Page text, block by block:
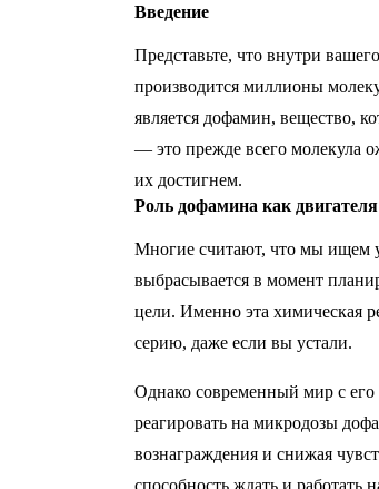
Введение
Представьте, что внутри
производится миллионы
является дофамин, вещество,
— это прежде всего молекула
их достигнем.
Роль дофамина как
Многие считают, что мы ищем
выбрасывается в момент
цели. Именно эта химическая
серию, даже если вы устали.
Однако современный мир с
реагировать на микродозы
вознаграждения и снижая
способность ждать и работать